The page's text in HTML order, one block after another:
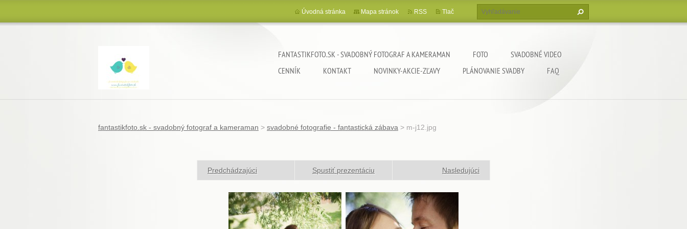
módna a svadobná fotografia + video
FANTASTIKFOTO.SK - SVADOBNÝ FOTOGRAF A KAMERAMAN FOTO
SVADOBNÉ VIDEO
CENNÍK
KONTAKT NOVINKY-AKCIE-ZĽAVY PLÁNOVANIE SVADBY FAQ
Úvodná stránka Mapa stránok RSS Tlač
fantastikfoto.sk - svadobný fotograf a kameraman > svadobné fotografie - fantastická zábava > m-j12.jpg
Predchádzajúci Spustiť prezentáciu Nasledujúci